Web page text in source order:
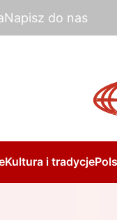
Napisz do nas
Kultura i tradycje